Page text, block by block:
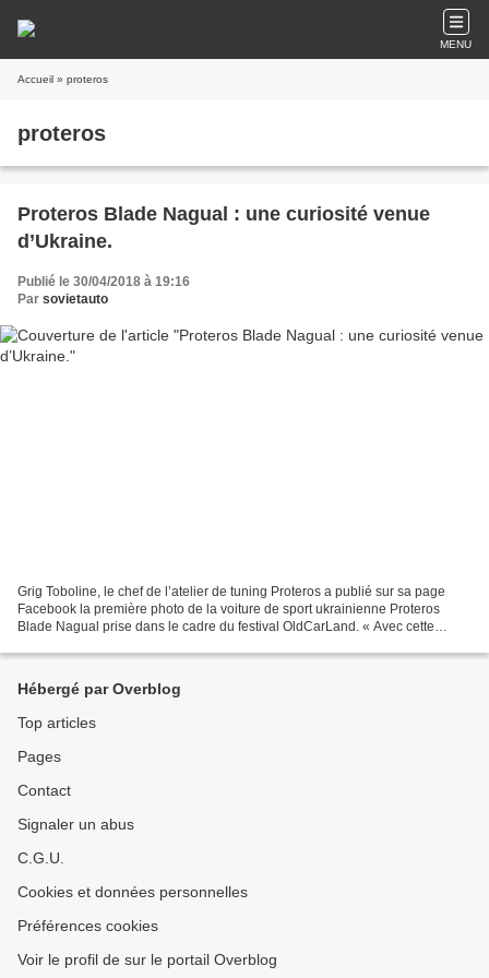
MENU
Accueil » proteros
proteros
Proteros Blade Nagual : une curiosité venue
d’Ukraine.
Publié le 30/04/2018 à 19:16
Par sovietauto
Grig Toboline, le chef de l’atelier de tuning Proteros a publié sur sa page
Facebook la première photo de la voiture de sport ukrainienne Proteros
Blade Nagual prise dans le cadre du festival OldCarLand. « Avec cette
Hébergé par Overblog
Top articles
Pages
Contact
Signaler un abus
C.G.U.
Cookies et données personnelles
Préférences cookies
Voir le profil de sur le portail Overblog